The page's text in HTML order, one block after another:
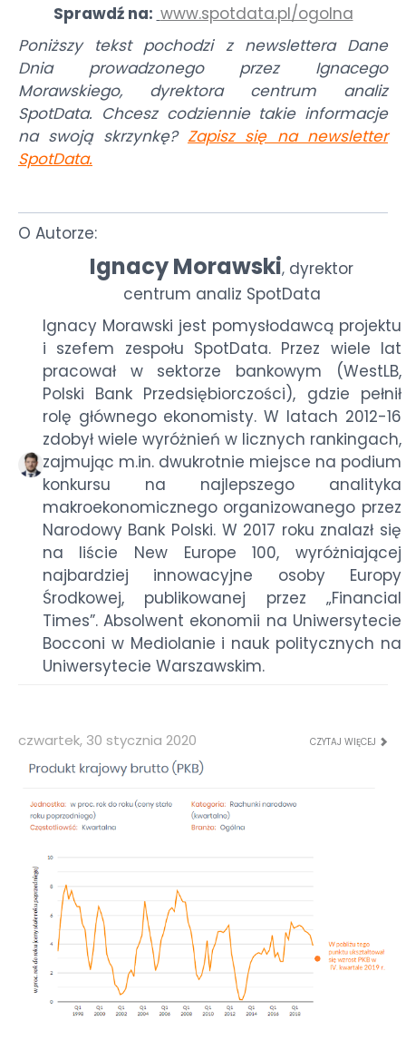
Sprawdź na: www.spotdata.pl/ogolna
Poniższy tekst pochodzi z newslettera Dane
Dnia prowadzonego przez Ignacego
Morawskiego, dyrektora centrum analiz
SpotData. Chcesz codziennie takie informacje
na swoją skrzynkę? Zapisz się na newsletter
SpotData.
O Autorze:
Ignacy Morawski, dyrektor
centrum analiz SpotData
Ignacy Morawski jest pomysłodawcą projektu
i szefem zespołu SpotData. Przez wiele lat
pracował w sektorze bankowym (WestLB,
Polski Bank Przedsiębiorczości), gdzie pełnił
rolę głównego ekonomisty. W latach 2012-16
zdobył wiele wyróżnień w licznych rankingach,
zajmując m.in. dwukrotnie miejsce na podium
konkursu na najlepszego analityka
makroekonomicznego organizowanego przez
Narodowy Bank Polski. W 2017 roku znalazł się
na liście New Europe 100, wyróżniającej
najbardziej innowacyjne osoby Europy
Środkowej, publikowanej przez „Financial
Times”. Absolwent ekonomii na Uniwersytecie
Bocconi w Mediolanie i nauk politycznych na
Uniwersytecie Warszawskim.
czwartek, 30 stycznia 2020 CZYTAJ WIĘCEJ